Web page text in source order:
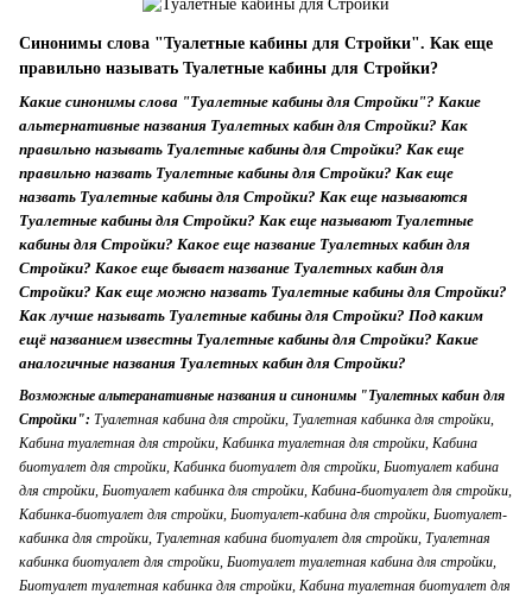
Синонимы слова "Туалетные кабины для Стройки". Как еще
правильно называть Туалетные кабины для Стройки?
Какие синонимы слова "Туалетные кабины для Стройки"? Какие
альтернативные названия Туалетных кабин для Стройки? Как
правильно называть Туалетные кабины для Стройки? Как еще
правильно назвать Туалетные кабины для Стройки? Как еще
назвать Туалетные кабины для Стройки? Как еще называются
Туалетные кабины для Стройки? Как еще называют Туалетные
кабины для Стройки? Какое еще название Туалетных кабин для
Стройки? Какое еще бывает название Туалетных кабин для
Стройки? Как еще можно назвать Туалетные кабины для Стройки?
Как лучше называть Туалетные кабины для Стройки? Под каким
ещё названием известны Туалетные кабины для Стройки? Какие
аналогичные названия Туалетных кабин для Стройки?
Возможные альтеранативные названия и синонимы "Туалетных кабин для
Стройки": Туалетная кабина для стройки, Туалетная кабинка для стройки, Кабина туалетная для стройки, Кабинка туалетная для стройки, Кабина биотуалет для стройки, Кабинка биотуалет для стройки, Биотуалет кабина для стройки, Биотуалет кабинка для стройки, Кабина-биотуалет для стройки, Кабинка-биотуалет для стройки, Биотуалет-кабина для стройки, Биотуалет-кабинка для стройки, Туалетная кабина биотуалет для стройки, Туалетная кабинка биотуалет для стройки, Биотуалет туалетная кабина для стройки, Биотуалет туалетная кабинка для стройки, Кабина туалетная биотуалет для стройки, Кабинка туалетная биотуалет для стройки, Туалет кабина для стройки, Туалет кабинка для стройки, Кабина туалет для стройки, Кабинка туалет для стройки, Биокабина для стройки, Биокабинка для стройки, Биоуборная для стройки, Биосортир для стройки, Биотуалет с кабиной для стройки, Биотуалет с кабинкой для стройки, Кабина с биотуалетом для стройки, Кабинка с биотуалетом для стройки, Кабина с биоунитазом для стройки, Кабинка с биоунитазом для стройки, Биоунитаз с кабиной для стройки, Биоунитаз с кабинкой для стройки, Кабина для туалета для стройки, Кабинка для туалета для стройки, Кабина под туалет для стройки, Кабинка под туалет для стройки, Кабина для биотуалета для стройки, Кабинка для биотуалета для стройки, Кабина под биотуалет для стройки, Кабинка под биотуалет для стройки, Уборная кабина для стройки, Уборная кабинка для стройки, Кабина сортир для стройки, Кабинка сортир для стройки, Сортир Кабина для стройки, Сортир Кабинка для стройки, Сортирная кабина для стройки, Сортирная кабинка для стройки, Кабина сортирная для стройки, Кабинка сортирная для стройки, Кабина для сортира для стройки, Кабинка для сортира для стройки, Санитарная Кабина для стройки, Санитарная Кабинка для стройки, Кабина санитарная для стройки, Кабинка санитарная для стройки, Биотуалет для стройки, Кабина для стройки, Кабинка для стройки, Туалет для стройки, Уборная для стройки, Сортир для стройки, Туалетная будка для стройки, Будка туалетная для стройки, Будка биотуалет для стройки, Биотуалет будка для стройки, Будка-биотуалет для стройки, Биотуалет-будка для стройки, Туалетная будка биотуалет для стройки, Биотуалет туалетная будка для стройки, Будка туалетная биотуалет для стройки, Туалет будка для стройки, Будка туалет для стройки, Биобудка для стройки, Биотуалет с будкой для стройки, Будка с биотуалетом для стройки, Будка с биоунитазом для стройки, Биоунитаз с будкой для стройки, Будка для туалета для стройки, Будка под туалет для стройки, Будка для биотуалета для стройки, Будка под биотуалет для стройки, Уборная будка для стройки, Будка сортир для стройки, Сортир будка для стройки, Сортирная будка для стройки, Будка сортирная для стройки, Будка для сортира для стройки, Санитарная будка для стройки, Будка санитарная для стройки, Большой биотуалет для стройки, Строительная туалетная кабина, Строительная туалетная кабинка, Строительная кабина туалетная, Строительная кабинка туалетная, Строительная кабина биотуалет, Строительная кабинка биотуалет, Строительная биотуалет кабина, Строительная биотуалет кабинка, Строительная кабина-биотуалет, Строительная кабинка-биотуалет, Строительный биотуалет-кабина, Строительный биотуалет-кабинка, Строительная туалетная кабина биотуалет, Строительная туалетная кабинка биотуалет, Строительный биотуалет туалетная кабина, Строительный биотуалет туалетная кабинка, Строительная кабина туалетная биотуалет, Строительная кабинка туалетная биотуалет, Строительная туалет кабина, Строительная туалет кабинка, Строительная кабина туалет, Строительная кабинка туалет, Строительная биокабина, Строительная биокабинка, Строительная биоуборная, Строительный биосортир, Строительный биотуалет с кабиной, Строительный биотуалет с кабинкой, Строительная кабина с биотуалетом, Строительная кабинка с биотуалетом, Строительная кабина с биоунитазом, Строительная кабинка с биоунитазом, Строительный биоунитаз с кабиной, Строительный биоунитаз с кабинкой, Строительная кабина для туалета, Строительная кабинка для туалета, Строительная кабина под туалет, Строительная кабинка под туалет, Строительная кабина для биотуалета, Строительная кабинка для биотуалета, Строительная кабина под биотуалет, Строительная кабинка под биотуалет, Строительная уборная кабина, Строительная уборная кабинка, Строительная кабина сортир, Строительная кабинка сортир, Строительная сортир кабина, Строительная сортир кабинка, Строительная сортирная кабина, Строительная сортирная кабинка, Строительная кабина сортирная, Строительная кабинка сортирная, Строительная кабина для сортира, Строительная кабинка для сортира, Строительная санитарная кабина, Строительная санитарная кабинка, Строительная кабина санитарная, Строительная кабинка санитарная, Строительный биотуалет, Строительная кабина, Строительная кабинка, Строительный туалет, Строительная уборная, Строительный сортир, Строительная туалетная будка, Строительная будка туалетная, Строительная будка биотуалет, Строительный биотуалет будка, Строительная будка-биотуалет, Строительный биотуалет-будка, Строительная туалетная будка биотуалет, Строительный биотуалет туалетная будка, Строительная будка туалетная биотуалет, Строительный туалет будка, Строительная будка туалет, Строительная биобудка, Строительный биотуалет с будкой, Строительная будка с биотуалетом, Строительная будка с биоунитазом, Строительный биоунитаз с будкой, Строительная будка для туалета, Строительная будка под туалет, Строительная будка для биотуалета, Строительная будка под биотуалет, Строительная уборная будка, Строительная будка сортир, Строительный сортир будка, Строительная сортирная будка, Строительная будка сортирная, Строительная будка для сортира, Строительная санитарная будка, Строительная будка санитарная, Строительный большой биотуалет, Туалетная кабина на стройку, Туалетная кабинка на стройку, Кабина туалетная на стройку, Кабинка туалетная на стройку, Кабина биотуалет на стройку, Кабинка биотуалет на стройку, Биотуалет кабина на стройку, Биотуалет кабинка на стройку, Кабина-биотуалет на стройку, Кабинка-биотуалет на стройку, Биотуалет-кабина на стройку, Биотуалет-кабинка на стройку, Туалетная кабина биотуалет на стройку, Туалетная кабинка биотуалет на стройку, Биотуалет туалетная кабина на стройку, Биотуалет туалетная кабинка на стройку, Кабина туалетная биотуалет на стройку, Кабинка туалетная биотуалет на стройку, Туалет кабина на стройку, Туалет кабинка на стройку, Кабина туалет на стройку, Кабинка туалет на стройку, Биокабина на стройку, Биокабинка на стройку, Биоуборная на стройку, Биосортир на стройку, Биотуалет с кабиной на стройку, Биотуалет с кабинкой на стройку, Кабина с биотуалетом на стройку, Кабинка с биотуалетом на стройку, Кабина с биоунитазом на стройку, Кабинка с биоунитазом на стройку, Биоунитаз с кабиной на стройку, Биоунитаз с кабинкой на стройку, Кабина для туалета на стройку, Кабинка для туалета на стройку, Кабина под туалет на стройку, Кабинка под туалет на стройку, Кабина для биотуалета на стройку, Кабинка для биотуалета на стройку, Кабина под биотуалет на стройку, Кабинка под биотуалет на стройку, Уборная кабина на стройку, Уборная кабинка на стройку, Кабина сортир на стройку, Кабинка сортир на стройку, Сортир Кабина на стройку, Сортир Кабинка на стройку, Сортирная кабина на стройку, Сортирная кабинка на стройку, Кабина сортирная на стройку, Кабинка сортирная на стройку, Кабина для сортира на стройку, Кабинка для сортира на стройку, Санитарная Кабина на стройку, Санитарная Кабинка на стройку, Кабина санитарная на стройку, Кабинка санитарная на стройку, Биотуалет на стройку, Кабина на стройку, Кабинка на стройку, Туалет на стройку, Уборная на стройку, Сортир на стройку, Туалетная будка на стройку, Будка туалетная на стройку, Будка биотуалет на стройку, Биотуалет будка на стройку, Будка-биотуалет на стройку, Биотуалет-будка на стройку, Туалетная будка биотуалет на стройку, Биотуалет туалетная будка на стройку, Будка туалетная биотуалет на стройку, Туалет будка на стройку, Будка туалет на стройку, Биобудка на стройку, Биотуалет с будкой на стройку, Будка с биотуалетом на стройку, Будка с биоунитазом на стройку, Биоунитаз с будкой на стройку, Будка для туалета на стройку, Будка под туалет на стройку, Будка для биотуалета на стройку, Будка под биотуалет на стройку, Уборная будка на стройку, Будка сортир на стройку, Сортир будка на стройку, Сортирная будка на стройку, Будка сортирная на стройку, Будка для сортира на стройку, Санитарная будка на стройку, Будка санитарная на стройку, Большой биотуалет на стройку, Туалетная кабина для строительства, Туалетная кабинка для строительства, Кабина туалетная для строительства, Кабинка туалетная для строительства, Кабина биотуалет для строительства, Кабинка биотуалет для строительства, Биотуалет кабина для строительства, Биотуалет кабинка для строительства, Кабина-биотуалет для строительства, Кабинка-биотуалет для строительства, Биотуалет-кабина для строительства, Биотуалет-кабинка для строительства, Туалетная кабина биотуалет для строительства, Туалетная кабинка биотуалет для строительства, Биотуалет туалетная кабина для строительства, Биотуалет туалетная кабинка для строительства, Кабина туалетная биотуалет для строительства, Кабинка туалетная биотуалет для строительства, Туалет кабина для строительства, Туалет кабинка для строительства, Кабина туалет для строительства, Кабинка туалет для строительства, Биокабина для строительства, Биокабинка для строительства, Биоуборная для строительства, Биосортир для строительства, Биотуалет с кабиной для строительства, Биотуалет с кабинкой для строительства, Кабина с биотуалетом для строительства, Кабинка с биотуалетом для строительства, Кабина с биоунитазом для строительства, Кабинка с биоунитазом для строительства, Биоунитаз с кабиной для строительства, Биоунитаз с кабинкой для строительства, Кабина для туалета для строительства, Кабинка для туалета для строительства, Кабина под туалет для строительства, Кабинка под туалет для строительства, Кабина для биотуалета для строительств